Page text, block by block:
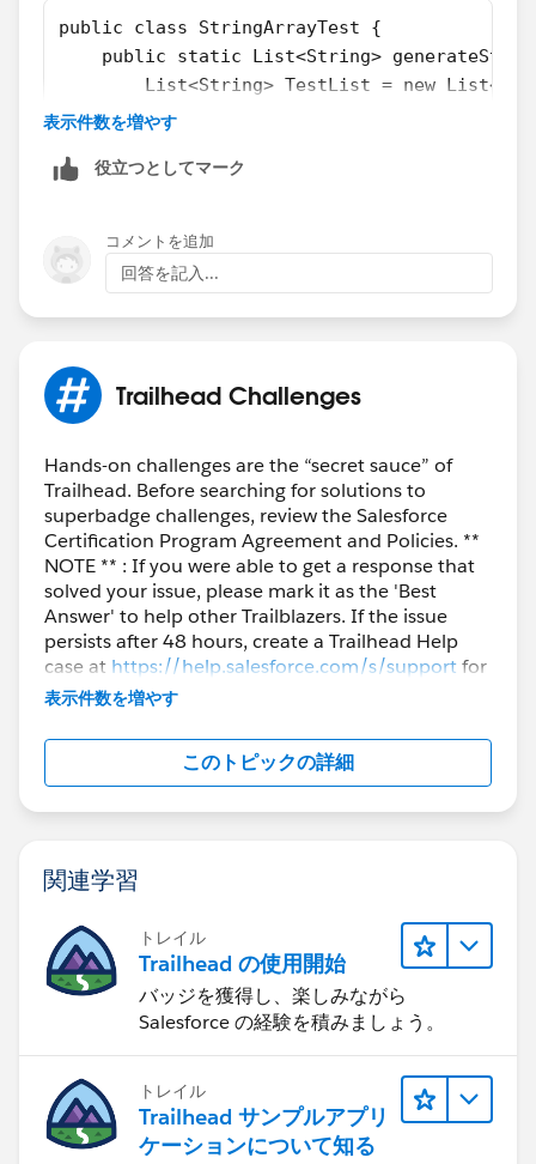
public class StringArrayTest {
public static List<String>
List<String> TestList = new
        for(Integer i=0;i<N;i++){
            system.debug(TestList[i]);
        return TestList;
    }
}
Execute cltr+E
StringArrayTest.generateStringArray(5);
表示件数を増やす
役立つとしてマーク
コメントを追加
回答を記入...
Trailhead Challenges
Hands-on challenges are the “secret sauce” of
Trailhead. Before searching for solutions to
superbadge challenges, review the Salesforce
Certification Program Agreement and Policies. **
NOTE ** : If you were able to get a response that
solved your issue, please mark it as the 'Best
Answer' to help other Trailblazers. If the issue
persists after 48 hours, create a Trailhead Help
case at https://help.salesforce.com/s/supportfor
further assistance.
表示件数を増やす
このトピックの詳細
関連学習
トレイル
Trailhead の使用開始
バッジを獲得し、楽しみながら
Salesforce の経験を積みましょう。
トレイル
Trailhead サンプルアプリ
ケーションについて知る